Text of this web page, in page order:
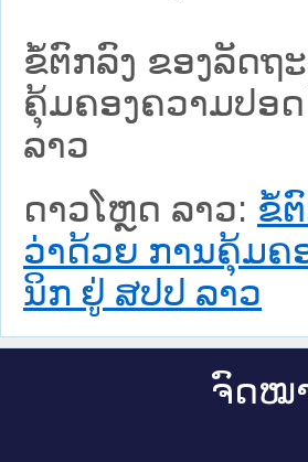
ຂໍ້ຕົກລົງ ຂອງລັດຖ
ຄຸ້ມຄອງຄວາມປອດ
ລາວ
ດາວໂຫຼດ ລາວ: ຂໍ້
ວ່າດ້ວຍ ການຄຸ້ມຄ
ນິກ ຢູ່ ສປປ ລາວ
ຈົດ​ໝ